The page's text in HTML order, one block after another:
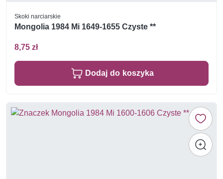
Skoki narciarskie
Mongolia 1984 Mi 1649-1655 Czyste **
8,75 zł
Dodaj do koszyka